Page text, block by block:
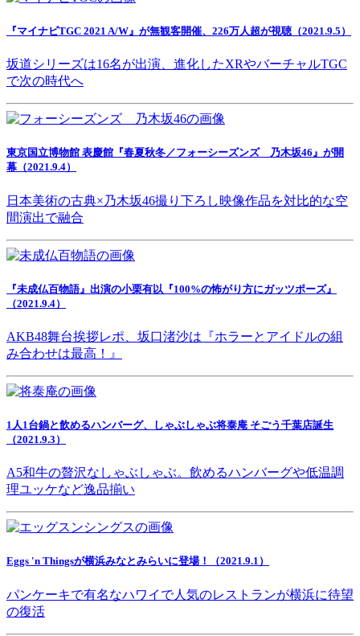
『マイナビTGC 2021 A/W』が無観客開催、226万人超が視聴（2021.9.5）
坂道シリーズは16名が出演、進化したXRやバーチャルTGC
で次の時代へ
東京国立博物館 表慶館『春夏秋冬／フォーシーズンズ 乃木坂46』が開
幕（2021.9.4）
日本美術の古典×乃木坂46撮り下ろし映像作品を対比的な空
間演出で融合
『未成仏百物語』出演の小栗有以『100%の怖がり方にガッツポーズ』
（2021.9.4）
AKB48舞台挨拶レポ、坂口渚沙は『ホラーとアイドルの組
み合わせは最高！』
1人1台鍋と飲めるハンバーグ、しゃぶしゃぶ将泰庵 そごう千葉店誕生
（2021.9.3）
A5和牛の贅沢なしゃぶしゃぶ。飲めるハンバーグや低温調
理ユッケなど逸品揃い
Eggs 'n Thingsが横浜みなとみらいに登場！（2021.9.1）
パンケーキで有名なハワイで人気のレストランが横浜に待望
の復活